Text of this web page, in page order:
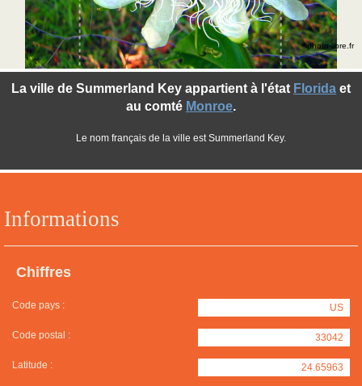
Informations
Chiffres
Code pays : US
Code postal : 33042
Latitude : 24.65963
La ville de Summerland Key appartient à l'état Florida et
au comté Monroe.
Le nom français de la ville est Summerland Key.
©photo-libre.fr